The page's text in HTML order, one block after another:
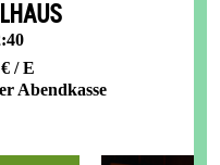
/ E
Abendkasse